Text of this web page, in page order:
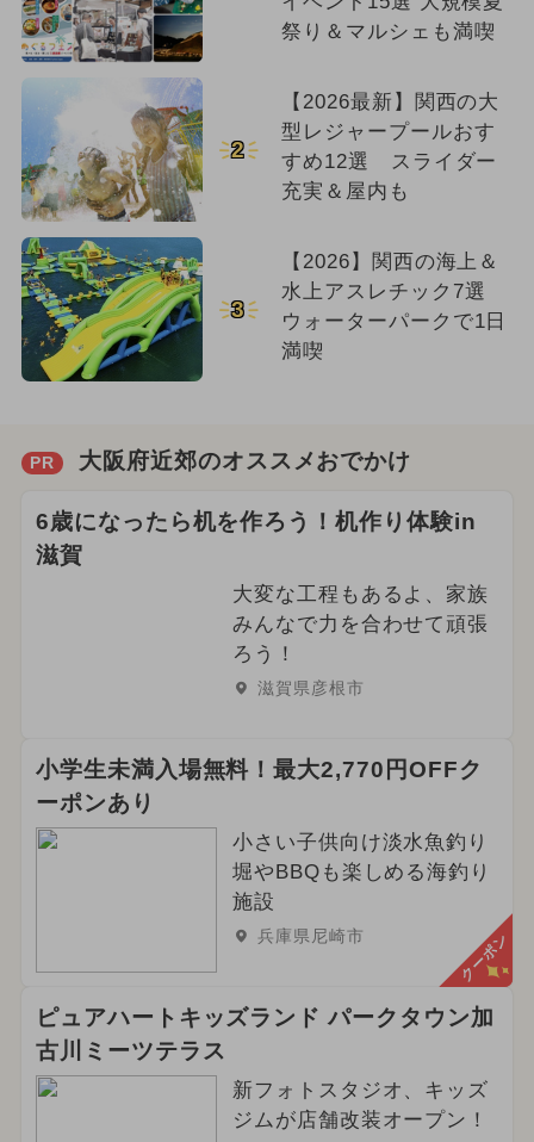
祭り＆マルシェも満喫
2
【2026最新】関西の大
型レジャープールおす
すめ12選 スライダー
充実＆屋内も
3
【2026】関西の海上＆
水上アスレチック7選
ウォーターパークで1日
満喫
PR 大阪府近郊のオススメおでかけ
6歳になったら机を作ろう！机作り体験in
滋賀
大変な工程もあるよ、家族
みんなで力を合わせて頑張
ろう！
滋賀県彦根市
小学生未満入場無料！最大2,770円OFFク
ーポンあり
小さい子供向け淡水魚釣り
堀やBBQも楽しめる海釣り
施設
兵庫県尼崎市 クーポン
ピュアハートキッズランド パークタウン加
古川ミーツテラス
新フォトスタジオ、キッズ
ジムが店舗改装オープン！